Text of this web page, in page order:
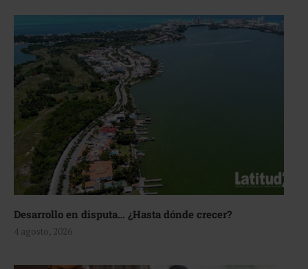
Desarrollo en disputa… ¿Hasta dónde crecer?
4 agosto, 2026